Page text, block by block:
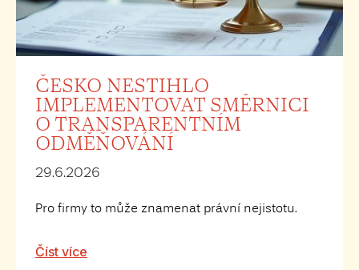
ČESKO NESTIHLO
IMPLEMENTOVAT SMĚRNICI
O TRANSPARENTNÍM
ODMĚŇOVÁNÍ
29.6.2026
Pro firmy to může znamenat právní nejistotu.
Číst více